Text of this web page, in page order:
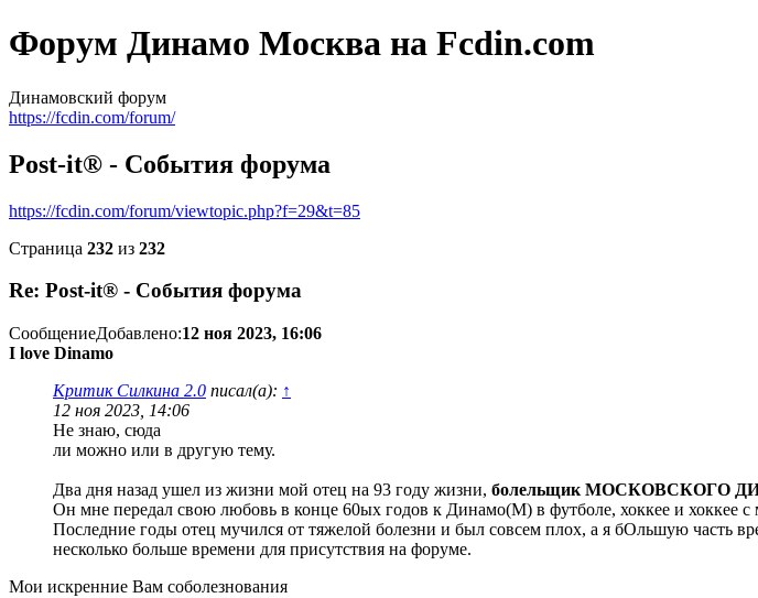
Форум Динамо Москва на Fcdin.com
Динамовский форум
https://fcdin.com/forum/
Post-it® - События форума
https://fcdin.com/forum/viewtopic.php?f=29&t=85
Страница 232 из 232
Re: Post-it® - События форума
СообщениеДобавлено:12 ноя 2023, 16:06
I love Dinamo
Критик Силкина 2.0 писал(а): ↑
12 ноя 2023, 14:06
Не знаю, сюда
ли можно или в другую тему.
Два дня назад ушел из жизни мой отец на 93 году жизни, болельщик МОСКОВСКОГО
Он мне передал свою любовь в конце 60ых годов к Динамо(М) в футболе, хоккее и
Последние годы отец мучился от тяжелой болезни и был совсем плох, а я бОльшую часть
несколько больше времени для присутствия на форуме.
Мои искренние Вам соболезнования